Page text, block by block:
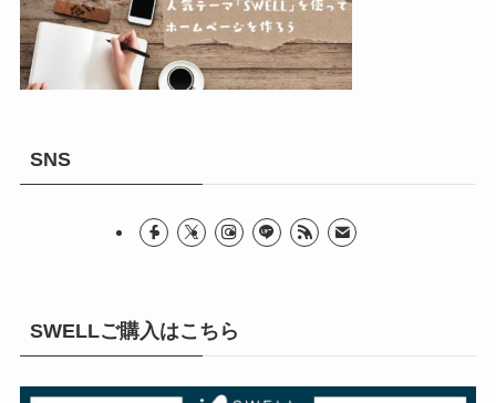
SNS
SWELLご購入はこちら